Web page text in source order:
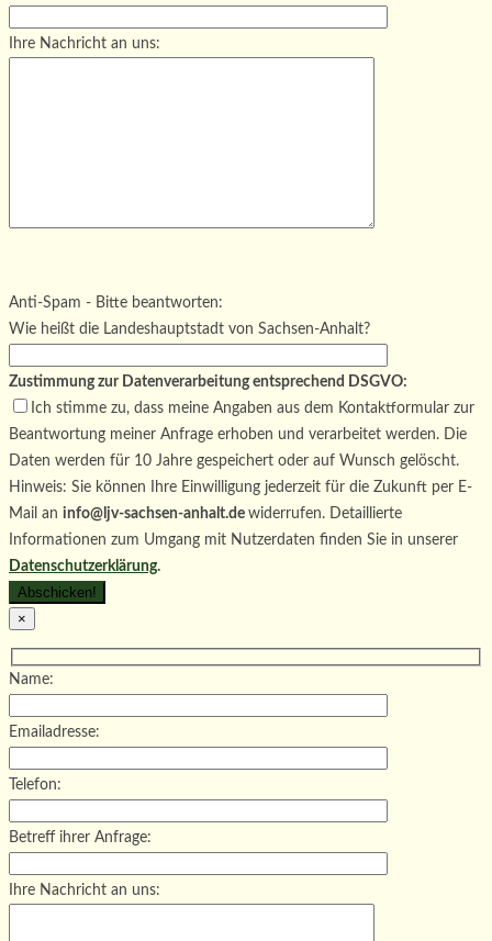
Ihre Nachricht an uns:
Bitte lasse dieses Feld leer.
Anti-Spam - Bitte beantworten:
Wie heißt die Landeshauptstadt von Sachsen-Anhalt?
Zustimmung zur Datenverarbeitung entsprechend DSGVO:
Ich stimme zu, dass meine Angaben aus dem Kontaktformular zur
Beantwortung meiner Anfrage erhoben und verarbeitet werden. Die
Daten werden für 10 Jahre gespeichert oder auf Wunsch gelöscht.
Hinweis: Sie können Ihre Einwilligung jederzeit für die Zukunft per E-
Mail an info@ljv-sachsen-anhalt.de widerrufen. Detaillierte
Informationen zum Umgang mit Nutzerdaten finden Sie in unserer
Datenschutzerklärung.
×
Name:
Emailadresse:
Telefon:
Betreff ihrer Anfrage:
Ihre Nachricht an uns: